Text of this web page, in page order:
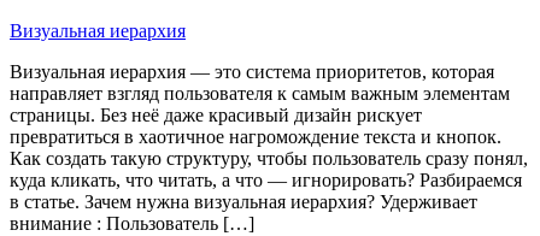
Визуальная иерархия
Визуальная иерархия — это система приоритетов, которая
направляет взгляд пользователя к самым важным элементам
страницы. Без неё даже красивый дизайн рискует
превратиться в хаотичное нагромождение текста и кнопок.
Как создать такую структуру, чтобы пользователь сразу понял,
куда кликать, что читать, а что — игнорировать? Разбираемся
в статье. Зачем нужна визуальная иерархия? Удерживает
внимание : Пользователь […]